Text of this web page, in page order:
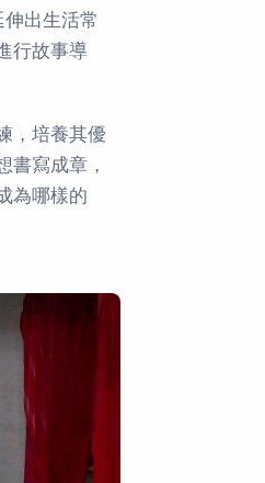
出生活常
行故事導
，培養其優
書寫成章，
為哪樣的